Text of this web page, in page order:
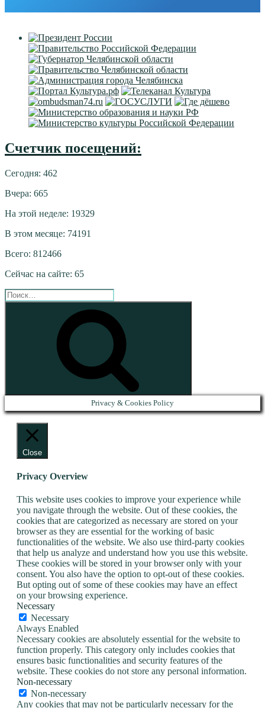
Счетчик посещений:
Сегодня: 462
Вчера: 665
На этой неделе: 19329
В этом месяце: 74191
Всего: 812466
Сейчас на сайте: 65
Искать:
Privacy & Cookies Policy
Close
Privacy Overview
This website uses cookies to improve your experience while
you navigate through the website. Out of these cookies, the
cookies that are categorized as necessary are stored on your
browser as they are essential for the working of basic
functionalities of the website. We also use third-party cookies
that help us analyze and understand how you use this website.
These cookies will be stored in your browser only with your
consent. You also have the option to opt-out of these cookies.
But opting out of some of these cookies may have an effect
on your browsing experience.
Necessary
Necessary
Always Enabled
Necessary cookies are absolutely essential for the website to
function properly. This category only includes cookies that
ensures basic functionalities and security features of the
website. These cookies do not store any personal information.
Non-necessary
Non-necessary
Any cookies that may not be particularly necessary for the